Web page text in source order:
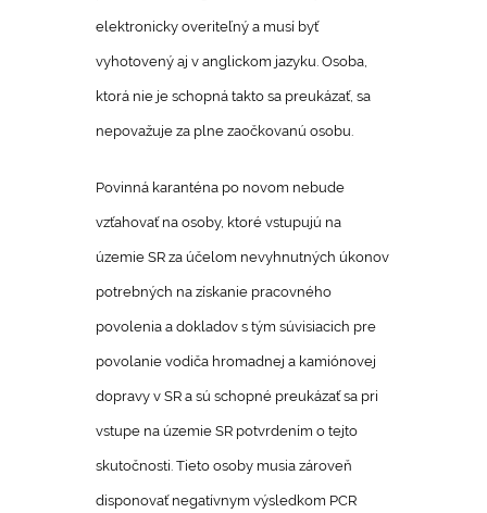
elektronicky overiteľný a musí byť
vyhotovený aj v anglickom jazyku. Osoba,
ktorá nie je schopná takto sa preukázať, sa
nepovažuje za plne zaočkovanú osobu.
Povinná karanténa po novom nebude
vzťahovať na osoby, ktoré vstupujú na
územie SR za účelom nevyhnutných úkonov
potrebných na získanie pracovného
povolenia a dokladov s tým súvisiacich pre
povolanie vodiča hromadnej a kamiónovej
dopravy v SR a sú schopné preukázať sa pri
vstupe na územie SR potvrdením o tejto
skutočnosti. Tieto osoby musia zároveň
disponovať negatívnym výsledkom PCR